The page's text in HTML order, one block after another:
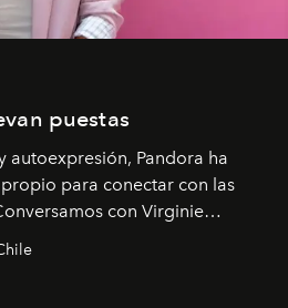
puestas
autoexpresión, Pandora ha
para conectar con las
con Virginie
cultura y el valor